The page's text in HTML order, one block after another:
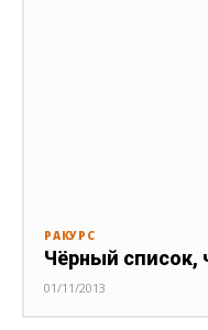
РАКУРС
Чёрный список,
01/11/2013